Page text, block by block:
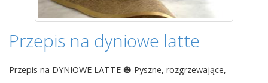
Przepis na dyniowe latte
Przepis na DYNIOWE LATTE 🎃 Pyszne, rozgrzewające,